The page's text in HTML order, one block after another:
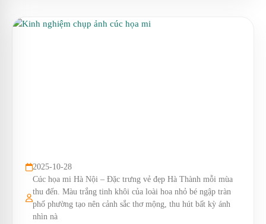
2025-10-28
Cúc họa mi Hà Nội – Đặc trưng vẻ đẹp Hà Thành mỗi mùa
thu đến. Màu trắng tinh khôi của loài hoa nhỏ bé ngập tràn
phố phường tạo nên cảnh sắc thơ mộng, thu hút bất kỳ ánh
nhìn nà